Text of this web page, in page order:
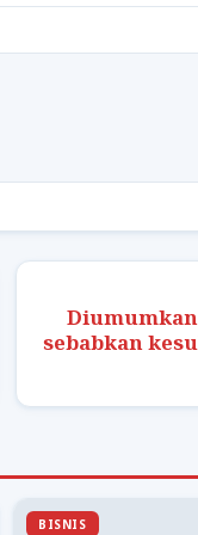
sebabkan
BISNIS